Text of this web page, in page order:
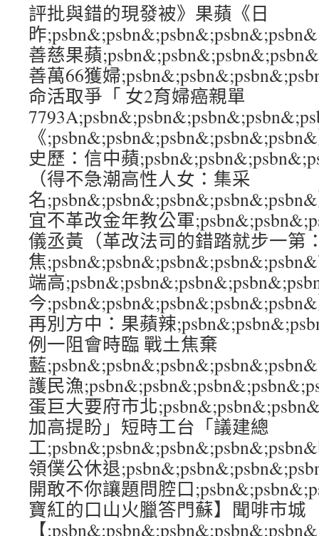
評批與錯的現發被》果蘋《日
昨
善慈果蘋
善萬66獲婦
命活取爭「 女2育婦癌親單
《
史歷：信中蘋
（得不急潮高性人女：集采
名
宜不革改金年教公軍
儀丞黃（革改法司的錯踏就步一第
焦
端高
今
再別方中：果蘋辣
例一阻會時臨 戰土焦棄
藍
護民漁
蛋巨大要府市北
加高提盼」短時工台「議建總
工
領僕公休退
開敢不你讓題問腔口
寶紅的口山火臘答門蘇】聞啡市城
【